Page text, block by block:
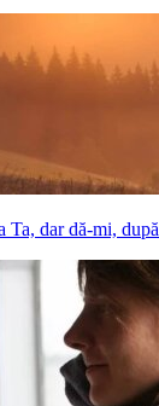
dar dă-mi,